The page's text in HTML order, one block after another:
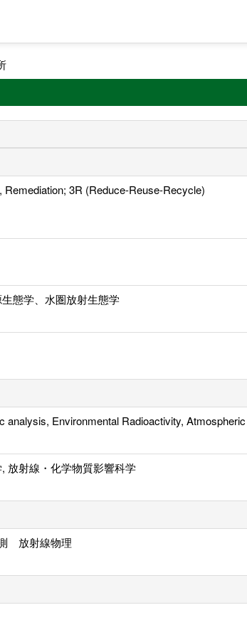
Remediation; 3R (Reduce-Reuse-Recycle)
態学、水圏放射生態学
analysis, Environmental Radioactivity,
放射線・化学物質影響科学
放射線物理